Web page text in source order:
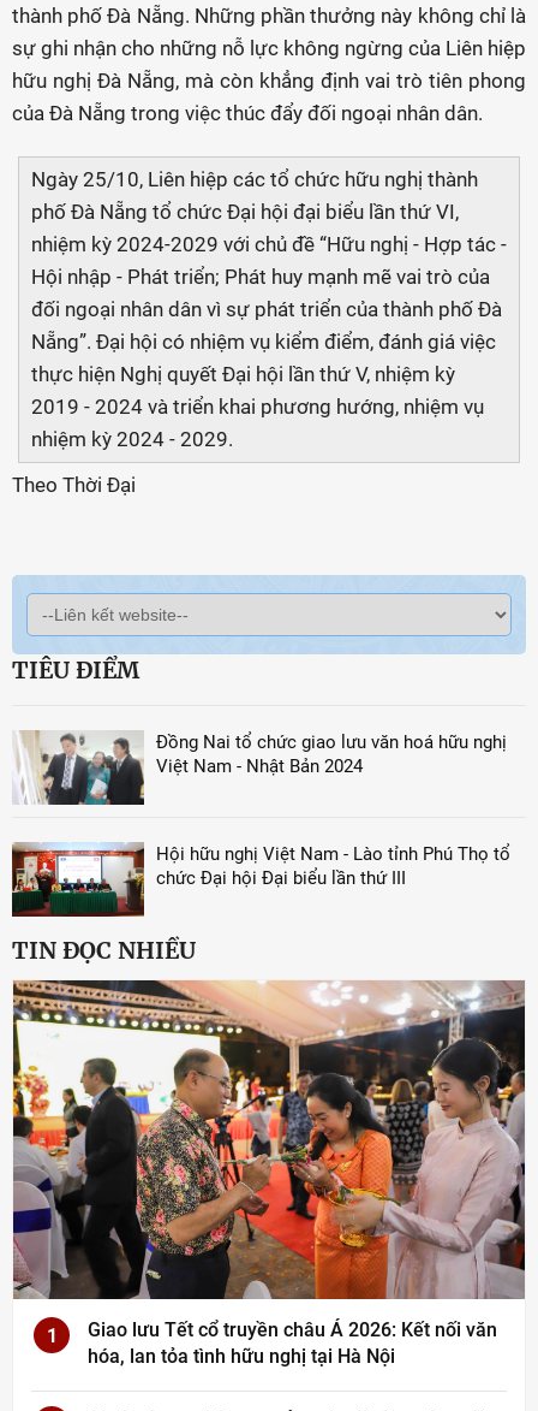
thành phố Đà Nẵng. Những phần thưởng này không chỉ là
sự ghi nhận cho những nỗ lực không ngừng của Liên hiệp
hữu nghị Đà Nẵng, mà còn khẳng định vai trò tiên phong
của Đà Nẵng trong việc thúc đẩy đối ngoại nhân dân.
Ngày 25/10, Liên hiệp các tổ chức hữu nghị thành
phố Đà Nẵng tổ chức Đại hội đại biểu lần thứ VI,
nhiệm kỳ 2024-2029 với chủ đề “Hữu nghị - Hợp tác -
Hội nhập - Phát triển; Phát huy mạnh mẽ vai trò của
đối ngoại nhân dân vì sự phát triển của thành phố Đà
Nẵng”. Đại hội có nhiệm vụ kiểm điểm, đánh giá việc
thực hiện Nghị quyết Đại hội lần thứ V, nhiệm kỳ
2019 - 2024 và triển khai phương hướng, nhiệm vụ
nhiệm kỳ 2024 - 2029.
Theo Thời Đại
TIÊU ĐIỂM
Đồng Nai tổ chức giao lưu văn hoá hữu nghị
Việt Nam - Nhật Bản 2024
Hội hữu nghị Việt Nam - Lào tỉnh Phú Thọ tổ
chức Đại hội Đại biểu lần thứ III
TIN ĐỌC NHIỀU
1
Giao lưu Tết cổ truyền châu Á 2026: Kết nối văn
hóa, lan tỏa tình hữu nghị tại Hà Nội